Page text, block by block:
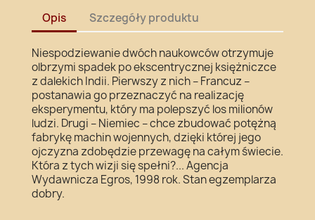
Opis Szczegóły produktu
Niespodziewanie dwóch naukowców otrzymuje
olbrzymi spadek po ekscentrycznej księżniczce
z dalekich Indii. Pierwszy z nich – Francuz –
postanawia go przeznaczyć na realizację
eksperymentu, który ma polepszyć los milionów
ludzi. Drugi – Niemiec – chce zbudować potężną
fabrykę machin wojennych, dzięki której jego
ojczyzna zdobędzie przewagę na całym świecie.
Która z tych wizji się spełni?... Agencja
Wydawnicza Egros, 1998 rok. Stan egzemplarza
dobry.